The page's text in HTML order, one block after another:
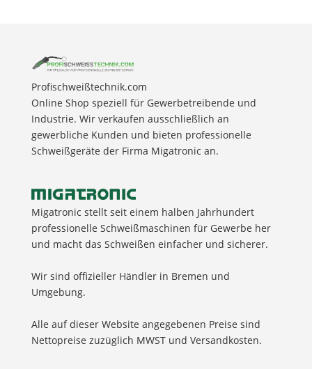
Profischweißtechnik.com
Online Shop speziell für Gewerbetreibende und
Industrie. Wir verkaufen ausschließlich an
gewerbliche Kunden und bieten professionelle
Schweißgeräte der Firma Migatronic an.
Migatronic stellt seit einem halben Jahrhundert
professionelle Schweißmaschinen für Gewerbe her
und macht das Schweißen einfacher und sicherer.
Wir sind offizieller Händler in Bremen und
Umgebung.
Alle auf dieser Website angegebenen Preise sind
Nettopreise zuzüglich MWST und Versandkosten.